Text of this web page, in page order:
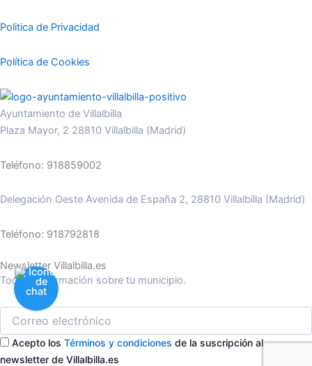
Politica de Privacidad
Política de Cookies
Ayuntamiento de Villalbilla
Plaza Mayor, 2 28810 Villalbilla (Madrid)
Teléfono: 918859002
Delegación Oeste Avenida de España 2, 28810 Villalbilla (Madrid)
Teléfono: 918792818
Newsletter Villalbilla.es
Toda la información sobre tu municipio.
Acepto los Términos y condiciones de la suscripción al
newsletter de Villalbilla.es